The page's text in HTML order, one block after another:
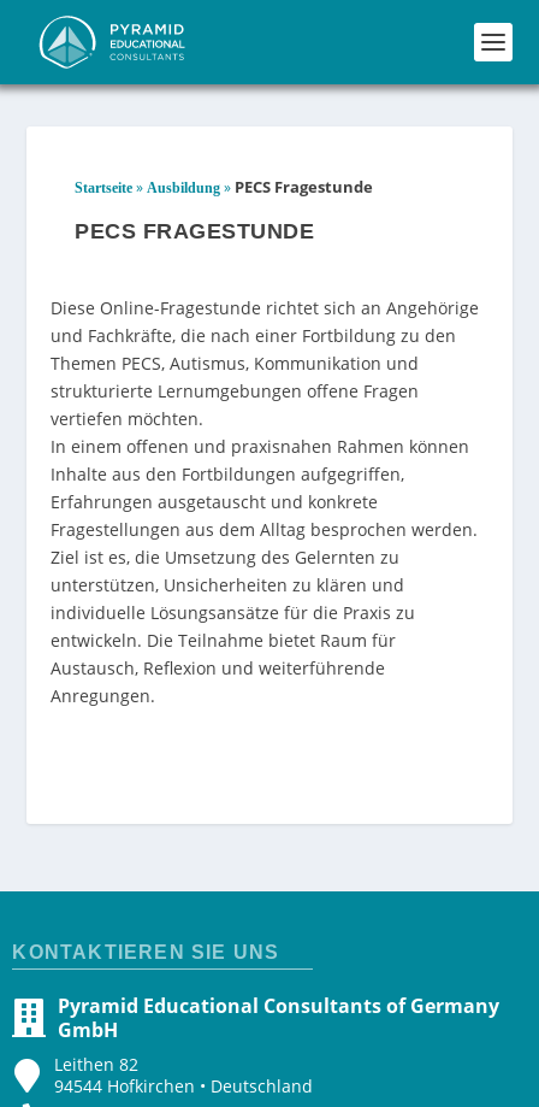
Startseite »Ausbildung » PECS Fragestunde
PECS FRAGESTUNDE
Diese Online-Fragestunde richtet sich an Angehörige
und Fachkräfte, die nach einer Fortbildung zu den
Themen PECS, Autismus, Kommunikation und
strukturierte Lernumgebungen offene Fragen
vertiefen möchten.
In einem offenen und praxisnahen Rahmen können
Inhalte aus den Fortbildungen aufgegriffen,
Erfahrungen ausgetauscht und konkrete
Fragestellungen aus dem Alltag besprochen werden.
Ziel ist es, die Umsetzung des Gelernten zu
unterstützen, Unsicherheiten zu klären und
individuelle Lösungsansätze für die Praxis zu
entwickeln. Die Teilnahme bietet Raum für
Austausch, Reflexion und weiterführende
Anregungen.
KONTAKTIEREN SIE UNS
Pyramid Educational Consultants of Germany
GmbH
Leithen 82
94544 Hofkirchen • Deutschland